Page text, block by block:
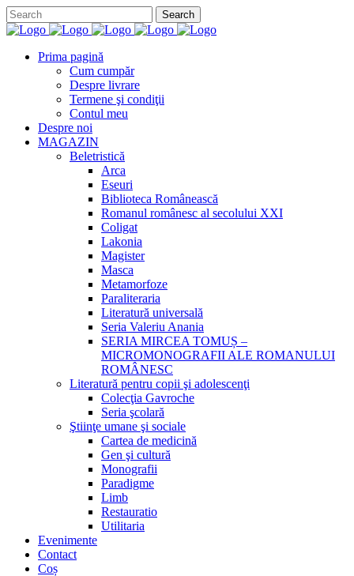
Prima pagină
Cum cumpăr
Despre livrare
Termene şi condiţii
Contul meu
Despre noi
MAGAZIN
Beletristică
Arca
Eseuri
Biblioteca Românească
Romanul românesc al secolului XXI
Coligat
Lakonia
Magister
Masca
Metamorfoze
Paraliteraria
Literatură universală
Seria Valeriu Anania
SERIA MIRCEA TOMUȘ –
MICROMONOGRAFII ALE ROMANULUI
ROMÂNESC
Literatură pentru copii şi adolescenţi
Colecţia Gavroche
Seria şcolară
Ştiinţe umane şi sociale
Cartea de medicină
Gen şi cultură
Monografii
Paradigme
Limb
Restauratio
Utilitaria
Evenimente
Contact
Coș